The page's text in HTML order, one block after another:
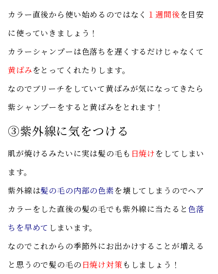
カラー直後から使い始めるのではなく １週間後を目安
に使っていきましょう！
カラーシャンプーは色落ちを遅くするだけじゃなくて
黄ばみをとってくれたりします。
なのでブリーチをしていて黄ばみが気になってきたら
紫シャンプーをすると黄ばみをとれます！
③紫外線に気をつける
肌が焼けるみたいに実は髪の毛も 日焼けをしてしまい
ます。
紫外線は髪の毛の内部の色素を壊してしまうのでヘア
カラーをした直後の髪の毛でも紫外線に当たると色落
ちを早めて しまいます。
なのでこれからの季節外にお出かけすることが増える
と思うので髪の毛の 日焼け対策もしましょう！